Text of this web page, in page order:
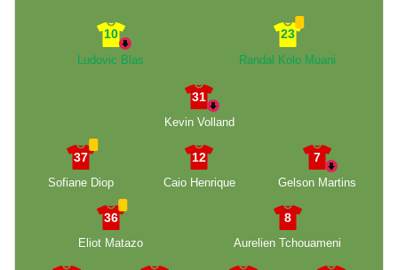
10
Ludovic Blas
23
Randal Kolo Muani
31
Kevin Volland
37
Sofiane Diop
12
Caio Henrique
7
Gelson Martins
36
Eliot Matazo
8
Aurelien Tchouameni